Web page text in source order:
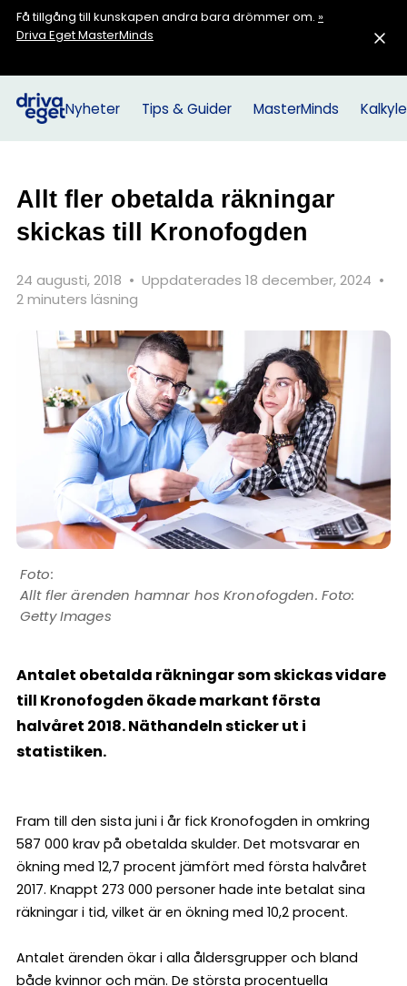
Få tillgång till kunskapen andra bara drömmer om. »
Driva Eget MasterMinds
Nyheter Tips & Guider MasterMinds
Allt fler obetalda räkningar
skickas till Kronofogden
24 augusti, 2018 • Uppdaterades 18 december, 2024 •
2 minuters läsning
Allt fler ärenden hamnar hos Kronofogden. Foto:
Getty Images
Antalet obetalda räkningar som skickas vidare
till Kronofogden ökade markant första
halvåret 2018. Näthandeln sticker ut i
statistiken.
Fram till den sista juni i år fick Kronofogden in omkring
587 000 krav på obetalda skulder. Det motsvarar en
ökning med 12,7 procent jämfört med första halvåret
2017. Knappt 273 000 personer hade inte betalat sina
räkningar i tid, vilket är en ökning med 10,2 procent.
Antalet ärenden ökar i alla åldersgrupper och bland
både kvinnor och män. De största procentuella